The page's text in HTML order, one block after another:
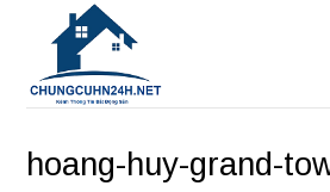
dung
hoang-huy-grand-